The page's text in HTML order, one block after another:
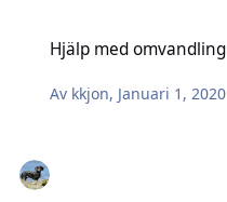
Hjälp med omvandling
Av kkjon, Januari 1, 2020